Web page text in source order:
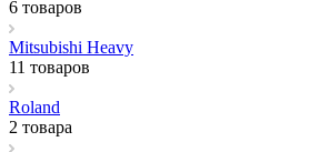
6 товаров
Mitsubishi Heavy
11 товаров
Roland
2 товара